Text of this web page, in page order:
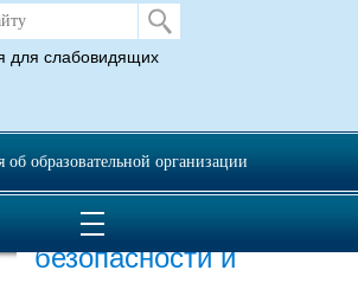
за Февраль 2025
О проведении единой
Недели
информационной
безопасности и
для слабовидящих
об образовательной организации